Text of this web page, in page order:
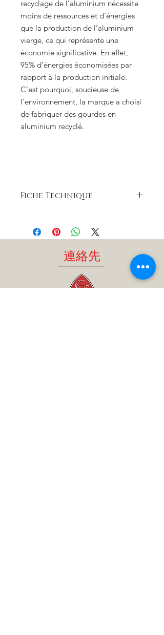
recyclage de l’aluminium nécessite
moins de ressources et d’énergies
que la production de l’aluminium
vierge, ce qui représente une
économie significative. En effet,
95% d’énergies économisées par
rapport à la production initiale.
C’est pourquoi, soucieuse de
l’environnement, la marque a choisi
de fabriquer des gourdes en
aluminium recyclé.
Fiche Technique
Profondeur: 13 cm
Fermeture mécanique
avec joint d'étanchéité
Sans BPA(conformément à la
連絡先